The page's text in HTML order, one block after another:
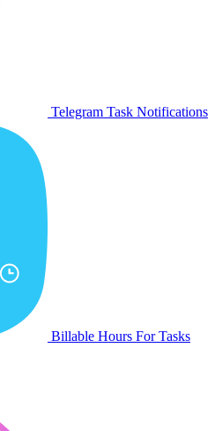
Telegram Task Notifications
Billable Hours For Tasks